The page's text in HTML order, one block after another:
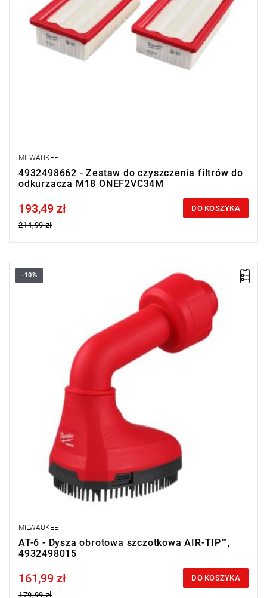
MILWAUKEE
4932498662 - Zestaw do czyszczenia filtrów do
odkurzacza M18 ONEF2VC34M
Price tax included
193,49 zł
214,99 zł
DO KOSZYKA
-10%
MILWAUKEE
AT-6 - Dysza obrotowa szczotkowa AIR-TIP™,
4932498015
Price tax included
161,99 zł
179,99 zł
DO KOSZYKA